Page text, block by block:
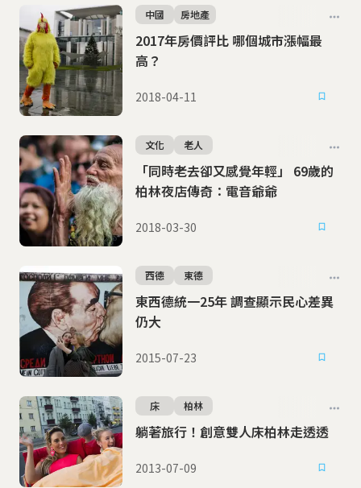
2017年房價評比 哪個城市漲幅最
高？
中國 房地產
2018-04-11
「同時老去卻又感覺年輕」 69歲的
柏林夜店傳奇：電音爺爺
文化 老人
2018-03-30
東西德統一25年 調查顯示民心差異
仍大
西德 東德
2015-07-23
躺著旅行！創意雙人床柏林走透透
床 柏林
2013-07-09